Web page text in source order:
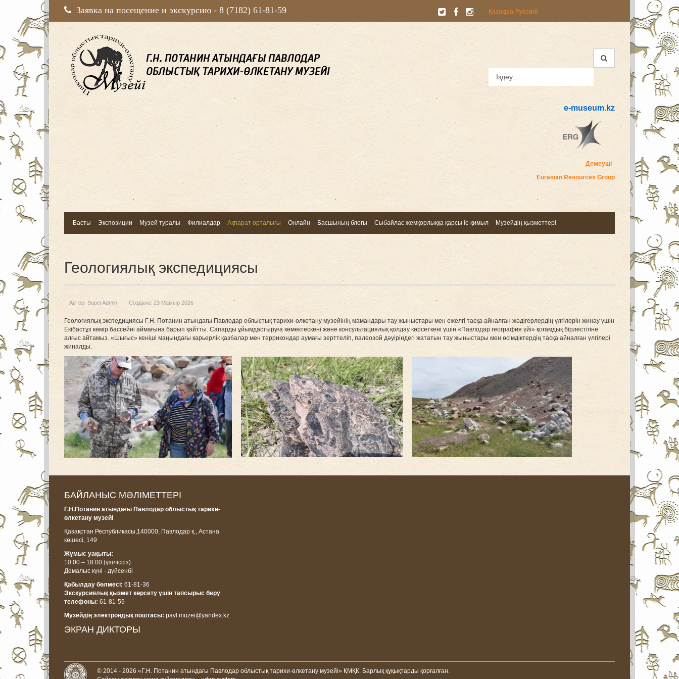
Заявка на посещение и экскурсию - 8 (7182) 61-81-59 Қазақша Русский
e-museum.kz
Демеуші
Eurasian Resources Group
Басты Экспозиции Музей туралы Филиалдар Ақпарат орталығы Онлайн Басшының блогы Сыбайлас жемқорлыққа қарсы іс-қимыл Музейдің қызметтері
Геологиялық экспедициясы
Автор: SuperAdmin Создано: 23 Мамыр 2026
Геологиялық экспедициясы Г.Н. Потанин атындағы Павлодар облыстық тарихи-өлкетану музейінің мамандары тау жыныстары мен ежелгі тасқа айналған жәдігерлердің үлгілерін жинау үшін
Екібастұз көмір бассейні аймағына барып қайтты. Сапарды ұйымдастыруға көмектескені және консультациялық қолдау көрсеткені үшін «Павлодар география үйі» қоғамдық бірлестігіне
алғыс айтамыз. «Шығыс» кеніші маңындағы карьерлік қазбалар мен террикондар аумағы зерттеліп, палеозой дәуіріндегі жататын тау жыныстары мен өсімдіктердің тасқа айналған үлгілері
жиналды.
БАЙЛАНЫС МӘЛІМЕТТЕРІ
Г.Н.Потанин атындағы Павлодар облыстық тарихи-
өлкетану музейі
Қазақстан Республикасы, 140000, Павлодар қ., Астана
көшесі, 149
Жұмыс уақыты:
10:00 – 18:00 (үзіліссіз)
Демалыс күні - дүйсенбі
Қабылдау бөлмесі: 61-81-36
Экскурсиялық қызмет көрсету үшін тапсырыс беру
телефоны: 61-81-59
Музейдің электрондық поштасы: pavl.muzei@yandex.kz
ЭКРАН ДИКТОРЫ
© 2014 - 2026 «Г.Н. Потанин атындағы Павлодар облыстық тарихи-өлкетану музейі» ҚМҚК. Барлық құқықтарды қорғалған.